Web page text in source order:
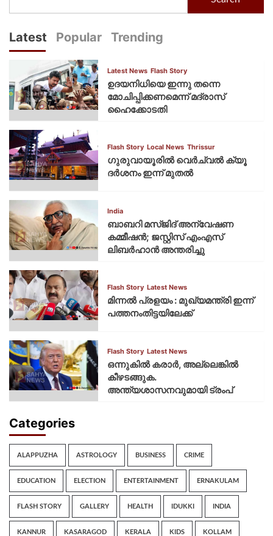
Latest Popular Trending
Latest News Flash Story
ഉദയനിധിയെ ഇന്നു തന്നെ
മോചിപ്പിക്കണമെന്ന് മദ്രാസ്
ഹൈക്കോടതി
Flash Story Local News Thrissur
ഗുരുവായൂരില്‍ വെര്‍ച്വല്‍ ക്യൂ
ദര്‍ശനം ഇന്ന് മുതല്‍
India
ബാബറി മസ്ജിദ് അന്വേഷണ
കമ്മീഷന്‍; ജസ്റ്റിസ് എംഎസ്
ലിബര്‍ഹാന്‍ അന്തരിച്ചു
Flash Story Latest News
മിന്നല്‍ പ്രളയം : മുഖ്യമന്ത്രി ഇന്ന്
പത്തനംതിട്ടയിലേക്ക്
Flash Story Latest News
ഒന്നുകില്‍ കരാര്‍, അല്ലെങ്കില്‍
കീഴടങ്ങുക.
അന്ത്യശാസനവുമായി ട്രംപ്
Categories
ALAPPUZHA ASTROLOGY BUSINESS CRIME
EDUCATION ELECTION ENTERTAINMENT ERNAKULAM
FLASH STORY GALLERY HEALTH IDUKKI INDIA
KANNUR KASARAGOD KERALA KIDS KOLLAM